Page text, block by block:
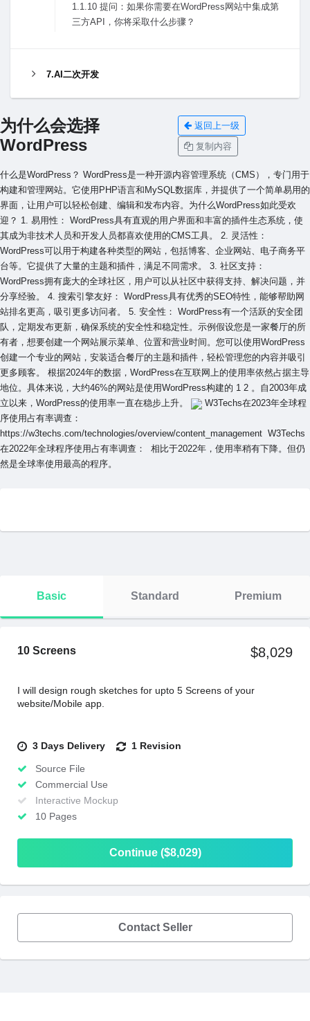
1.1.10 提问：如果你需要在WordPress⽹站中集成第
三⽅API，你将采取什么步骤？
7.AI二次开发
为什么会选择
WordPress
返回上一级
复制内容
什么是WordPress？ WordPress是⼀种开源内容管理系统（CMS），专门⽤于
构建和管理⽹站。它使⽤PHP语⾔和MySQL数据库，并提供了⼀个简单易⽤的
界⾯，让⽤户可以轻松创建、编辑和发布内容。为什么WordPress如此受欢
迎？ 1. 易⽤性： WordPress具有直观的⽤户界⾯和丰富的插件⽣态系统，使
其成为⾮技术⼈员和开发⼈员都喜欢使⽤的CMS⼯具。 2. 灵活性：
WordPress可以⽤于构建各种类型的⽹站，包括博客、企业⽹站、电⼦商务平
台等。它提供了⼤量的主题和插件，满⾜不同需求。 3. 社区⽀持：
WordPress拥有庞⼤的全球社区，⽤户可以从社区中获得⽀持、解决问题，并
分享经验。 4. 搜索引擎友好： WordPress具有优秀的SEO特性，能够帮助⽹
站排名更⾼，吸引更多访问者。 5. 安全性： WordPress有⼀个活跃的安全团
队，定期发布更新，确保系统的安全性和稳定性。⽰例假设您是⼀家餐厅的所
有者，想要创建⼀个⽹站展⽰菜单、位置和营业时间。您可以使⽤WordPress
创建⼀个专业的⽹站，安装适合餐厅的主题和插件，轻松管理您的内容并吸引
更多顾客。 根据2024年的数据，WordPress在互联网上的使用率依然占据主导
地位。具体来说，大约46%的网站是使用WordPress构建的 1 2 。自2003年成
立以来，WordPress的使用率一直在稳步上升。
W3Techs在2023年全球程
序使用占有率调查：
https://w3techs.com/technologies/overview/content_management W3Techs
在2022年全球程序使用占有率调查：
相比于2022年，使用率稍有下降。但仍
然是全球率使用最高的程序。
Basic Standard Premium
10 Screens $8,029
I will design rough sketches for upto 5 Screens of your
website/Mobile app.
3 Days Delivery 1 Revision
Source File
Commercial Use
Interactive Mockup
10 Pages
Continue ($8,029)
Contact Seller